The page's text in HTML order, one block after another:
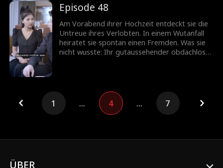
Episode 48
Am Vorabend ihrer Hochzeit entdeckt sie die
Untreue ihres Verlobten. In einem Wutanfall
heiratet sie spontan einen Fremden. Was sie
nicht wusste: Ihr gutaussehender obdachloser
1 ... 4 ... 7
ÜBER